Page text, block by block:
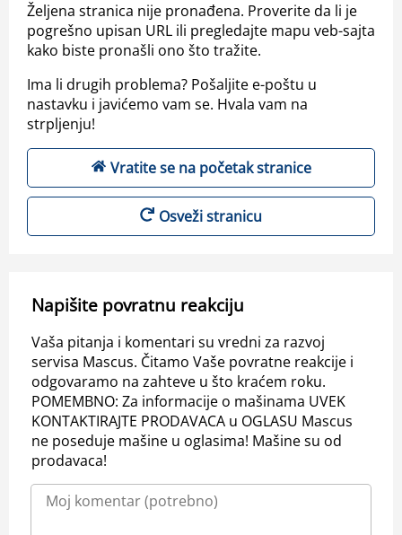
Željena stranica nije pronađena. Proverite da li je
pogrešno upisan URL ili pregledajte mapu veb-sajta
kako biste pronašli ono što tražite.
Ima li drugih problema? Pošaljite e-poštu u
nastavku i javićemo vam se. Hvala vam na
strpljenju!
Vratite se na početak stranice
Osveži stranicu
Napišite povratnu reakciju
Vaša pitanja i komentari su vredni za razvoj
servisa Mascus. Čitamo Vaše povratne reakcije i
odgovaramo na zahteve u što kraćem roku.
POMEMBNO: Za informacije o mašinama UVEK
KONTAKTIRAJTE PRODAVACA u OGLASU Mascus
ne poseduje mašine u oglasima! Mašine su od
prodavaca!